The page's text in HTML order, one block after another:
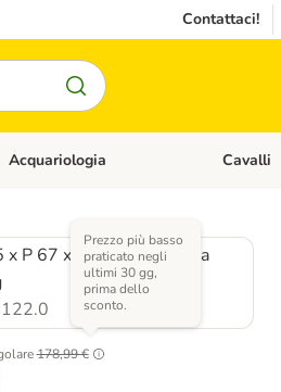
Contattaci!
Apri Menù Categoria: Roditori & Uccelli
Acquariologia Apri
Cavalli
x P 67 x H 105 cm / fino a
178,99 €
Prezzo più basso
praticato negli
ultimi 30 gg,
prima dello
sconto.